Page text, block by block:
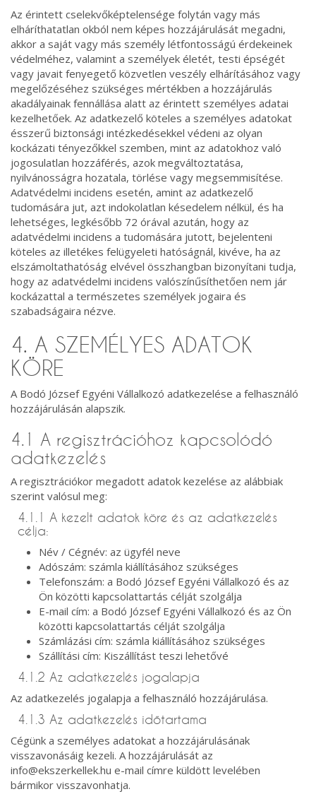
Az érintett cselekvőképtelensége folytán vagy más
elháríthatatlan okból nem képes hozzájárulását megadni,
akkor a saját vagy más személy létfontosságú érdekeinek
védelméhez, valamint a személyek életét, testi épségét
vagy javait fenyegető közvetlen veszély elhárításához vagy
megelőzéséhez szükséges mértékben a hozzájárulás
akadályainak fennállása alatt az érintett személyes adatai
kezelhetőek. Az adatkezelő köteles a személyes adatokat
ésszerű biztonsági intézkedésekkel védeni az olyan
kockázati tényezőkkel szemben, mint az adatokhoz való
jogosulatlan hozzáférés, azok megváltoztatása,
nyilvánosságra hozatala, törlése vagy megsemmisítése.
Adatvédelmi incidens esetén, amint az adatkezelő
tudomására jut, azt indokolatlan késedelem nélkül, és ha
lehetséges, legkésőbb 72 órával azután, hogy az
adatvédelmi incidens a tudomására jutott, bejelenteni
köteles az illetékes felügyeleti hatóságnál, kivéve, ha az
elszámoltathatóság elvével összhangban bizonyítani tudja,
hogy az adatvédelmi incidens valószínűsíthetően nem jár
kockázattal a természetes személyek jogaira és
szabadságaira nézve.
4. A SZEMÉLYES ADATOK
KÖRE
A Bodó József Egyéni Vállalkozó adatkezelése a felhasználó
hozzájárulásán alapszik.
4.1 A regisztrációhoz kapcsolódó
adatkezelés
A regisztrációkor megadott adatok kezelése az alábbiak
szerint valósul meg:
4.1.1 A kezelt adatok köre és az adatkezelés
célja:
Név / Cégnév: az ügyfél neve
Adószám: számla kiállításához szükséges
Telefonszám: a Bodó József Egyéni Vállalkozó és az
Ön közötti kapcsolattartás célját szolgálja
E-mail cím: a Bodó József Egyéni Vállalkozó és az Ön
közötti kapcsolattartás célját szolgálja
Számlázási cím: számla kiállításához szükséges
Szállítási cím: Kiszállítást teszi lehetővé
4.1.2 Az adatkezelés jogalapja
Az adatkezelés jogalapja a felhasználó hozzájárulása.
4.1.3 Az adatkezelés időtartama
Cégünk a személyes adatokat a hozzájárulásának
visszavonásáig kezeli. A hozzájárulását az
info@ekszerkellek.hu e-mail címre küldött levelében
bármikor visszavonhatja.